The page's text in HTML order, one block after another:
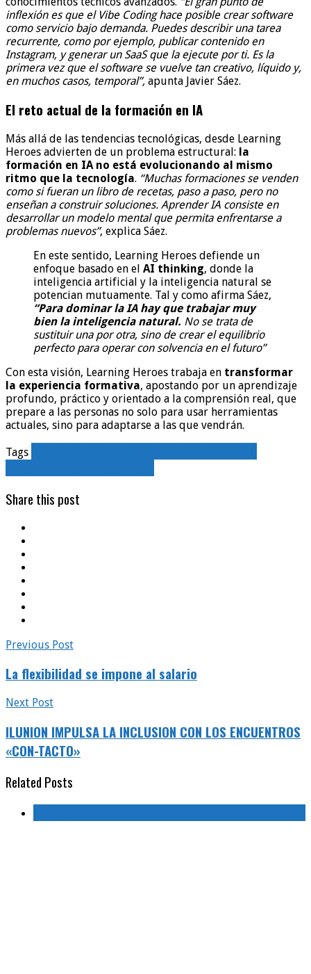
inflexión es que el Vibe Coding hace posible crear software
como servicio bajo demanda. Puedes describir una tarea
recurrente, como por ejemplo, publicar contenido en
Instagram, y generar un SaaS que la ejecute por ti. Es la
primera vez que el software se vuelve tan creativo, líquido y,
en muchos casos, temporal”, apunta Javier Sáez.
El reto actual de la formación en IA
Más allá de las tendencias tecnológicas, desde Learning
Heroes advierten de un problema estructural: la
formación en IA no está evolucionando al mismo
ritmo que la tecnología. “Muchas formaciones se venden
como si fueran un libro de recetas, paso a paso, pero no
enseñan a construir soluciones. Aprender IA consiste en
desarrollar un modelo mental que permita enfrentarse a
problemas nuevos”, explica Sáez.
En este sentido, Learning Heroes defiende un
enfoque basado en el AI thinking, donde la
inteligencia artificial y la inteligencia natural se
potencian mutuamente. Tal y como afirma Sáez,
“Para dominar la IA hay que trabajar muy
bien la inteligencia natural. No se trata de
sustituir una por otra, sino de crear el equilibrio
perfecto para operar con solvencia en el futuro”
Con esta visión, Learning Heroes trabaja en transformar
la experiencia formativa, apostando por un aprendizaje
profundo, práctico y orientado a la comprensión real, que
prepare a las personas no solo para usar herramientas
actuales, sino para adaptarse a las que vendrán.
Tags
Share this post
Previous Post
La flexibilidad se impone al salario
Next Post
ILUNION IMPULSA LA INCLUSION CON LOS ENCUENTROS
«CON-TACTO»
Related Posts